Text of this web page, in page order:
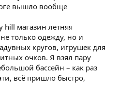
вышло вообще
hill магазин летняя
только одежду, но и
кругов, игрушек для
очков. Я взял пару
бассейн – как раз
всё пришло быстро,